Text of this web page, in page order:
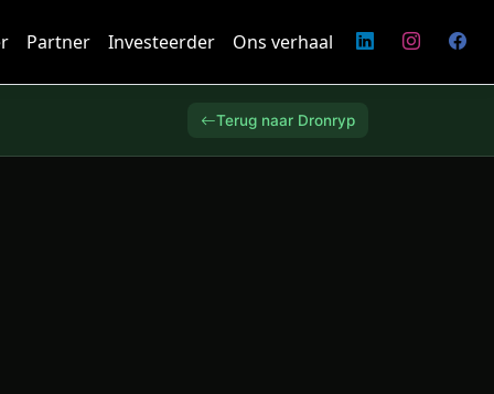
Partner Investeerder Ons verhaal
Terug naar Dronryp